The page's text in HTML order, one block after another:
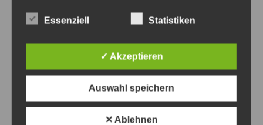
Die Täter machten offensichtlich keine Beute - Foto:
Versuchter Wohnungseinbruch in Ilten
7. August 2026 0
Essenziell Statistiken
✓ Akzeptieren
Auswahl speichern
✕ Ablehnen